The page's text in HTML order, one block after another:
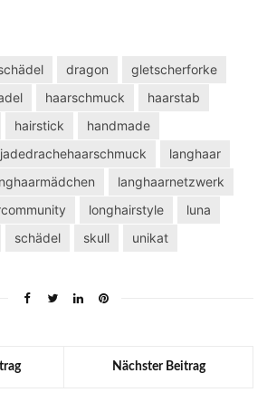
dragon
gletscherforke
haarschmuck
haarstab
hairstick
handmade
jadedrachehaarschmuck
langhaar
langhaarnetzwerk
longhairstyle
luna
schädel skull unikat
Nächster Beitrag